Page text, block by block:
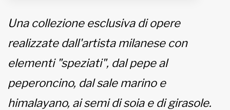
Imbonati, 89 20159 Milano (Italia)
Una collezione esclusiva di opere
realizzate dall'artista milanese con
elementi "speziati", dal pepe al
peperoncino, dal sale marino e
himalayano, ai semi di soia e di girasole.